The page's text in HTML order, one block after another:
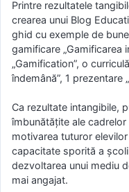
Printre rezultatele
crearea unui Blog
ghid cu exemple de
gamificare „Gamificarea
„Gamification”, o
îndemână”, 1 prezentare
Ca rezultate intangibile,
îmbunătățite ale
motivarea tuturor
capacitate sporită a
dezvoltarea unui mediu
mai angajat.